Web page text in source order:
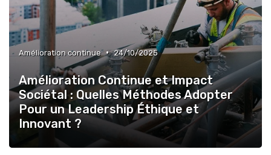
Amélioration continue • 24/10/2025
Amélioration Continue et Impact
Sociétal : Quelles Méthodes Adopter
Pour un Leadership Éthique et
Innovant ?